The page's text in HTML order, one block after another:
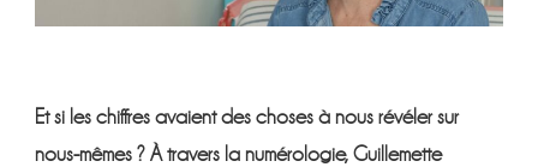
Et si les chiffres avaient des choses à nous révéler sur
nous-mêmes ? À travers la numérologie, Guillemette